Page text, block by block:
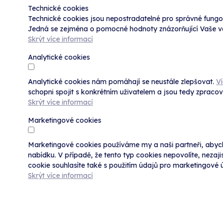
Technické cookies
Technické cookies jsou nepostradatelné pro správné
Jedná se zejména o pomocné hodnoty znázorňující Vaše
Skrýt více informací
Analytické cookies
Analytické cookies nám pomáhají se neustále zlepšovat.
schopni spojit s konkrétním uživatelem a jsou tedy
Skrýt více informací
Marketingové cookies
Marketingové cookies používáme my a naši partneři,
nabídku. V případě, že tento typ cookies nepovolíte,
cookie souhlasíte také s použitím údajů pro marketingové
Skrýt více informací